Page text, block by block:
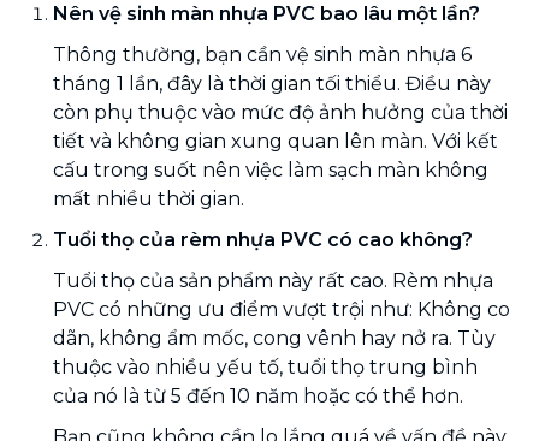
Nên vệ sinh màn nhựa PVC bao lâu một lần?
Thông thường, bạn cần vệ sinh màn nhựa 6
tháng 1 lần, đây là thời gian tối thiểu. Điều này
còn phụ thuộc vào mức độ ảnh hưởng của thời
tiết và không gian xung quan lên màn. Với kết
cấu trong suốt nên việc làm sạch màn không
mất nhiều thời gian.
Tuổi thọ của rèm nhựa PVC có cao không?
Tuổi thọ của sản phẩm này rất cao. Rèm nhựa
PVC có những ưu điểm vượt trội như: Không co
dãn, không ẩm mốc, cong vênh hay nở ra. Tùy
thuộc vào nhiều yếu tố, tuổi thọ trung bình
của nó là từ 5 đến 10 năm hoặc có thể hơn.
Bạn cũng không cần lo lắng quá về vấn đề này,